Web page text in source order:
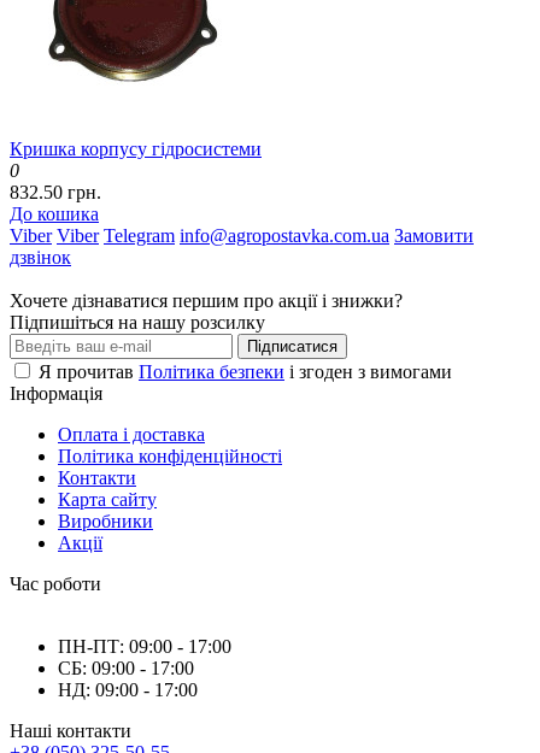
Кришка корпусу гідросистеми
0
832.50 грн.
До кошика
Viber Viber Telegram info@agropostavka.com.ua Замовити
дзвінок
Хочете дізнаватися першим про акції і знижки?
Підпишіться на нашу розсилку
Підписатися
Я прочитав Політика безпеки і згоден з вимогами
Інформація
Оплата і доставка
Політика конфіденційності
Контакти
Карта сайту
Виробники
Акції
Час роботи
ПН-ПТ: 09:00 - 17:00
СБ: 09:00 - 17:00
НД: 09:00 - 17:00
Наші контакти